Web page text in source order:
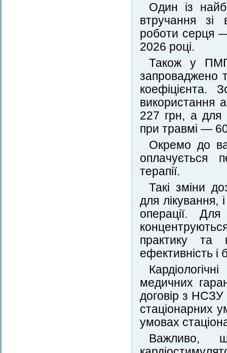
Один із
втручання зі
роботи серця
2026 році.
Також у ПМГ-
запроваджено
коефіцієнта.
використання
227 грн, а для
при травмі —
Окремо до
оплачується
терапії.
Такі зміни
для лікування,
операції.
практику та
ефективність і
медичних
договір з НСЗУ
стаціонарних
умовах
Важливо,